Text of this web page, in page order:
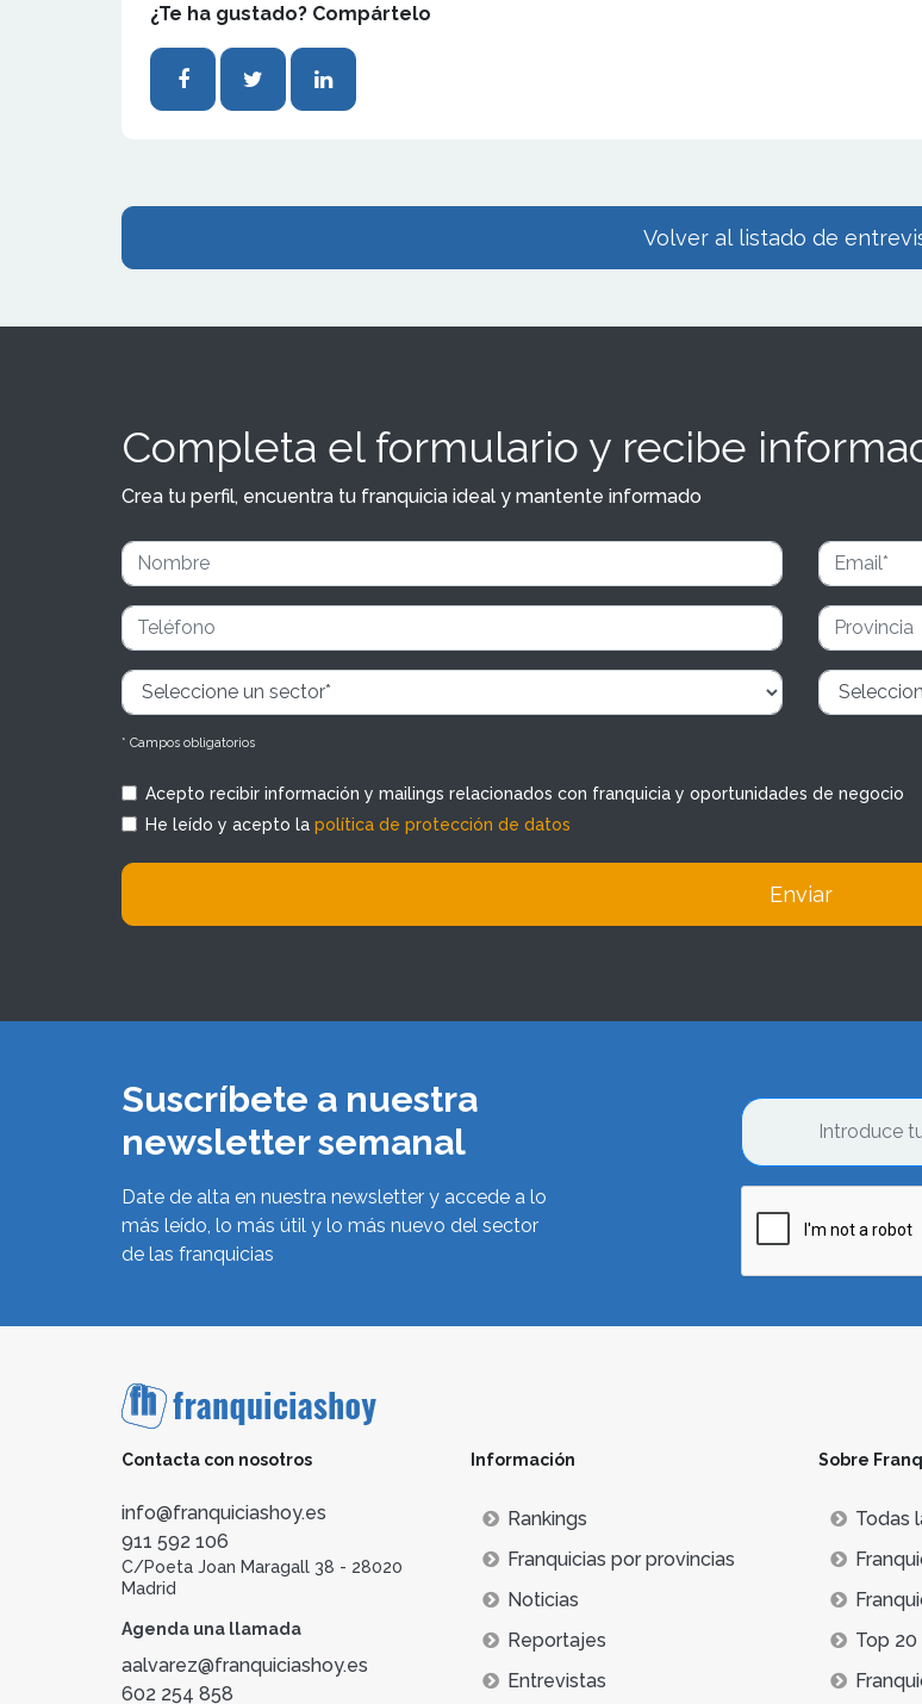
¿Te ha gustado? Compártelo
Volver al listado de
Completa el formulario y recibe
Crea tu perfil, encuentra tu franquicia ideal y mantente informado
* Campos obligatorios
Acepto recibir información y mailings relacionados con franquicia y oportunidades de negocio
He leído y acepto la política de protección de datos
Enviar
Suscríbete a nuestra
newsletter semanal
Date de alta en nuestra newsletter y accede a lo
más leído, lo más útil y lo más nuevo del sector
de las franquicias
Contacta con nosotros
info@franquiciashoy.es
911 592 106
C/Poeta Joan Maragall 38 - 28020
Madrid
Agenda una llamada
aalvarez@franquiciashoy.es
602 254 858
Información
Rankings
Franquicias por provincias
Noticias
Reportajes
Entrevistas
Sobre
Todas
Top 20